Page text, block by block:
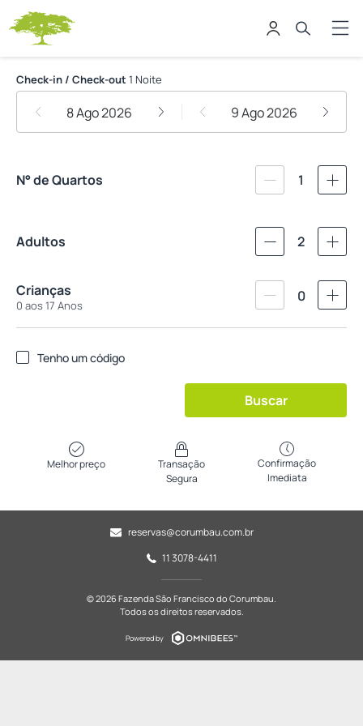
Fazenda São Francisco do
Check-in / Check-out 1 Noite
8 Ago 2026 9 Ago 2026
N° de Quartos 1
Adultos 2
Crianças
0 aos 17 Anos
0
Tenho um código
Buscar
Melhor preço
Transação
Segura
Confirmação
Imediata
reservas@corumbau.com.br
11 3078-4411
© 2026 Fazenda São Francisco do Corumbau.
Todos os direitos reservados.
Powered by